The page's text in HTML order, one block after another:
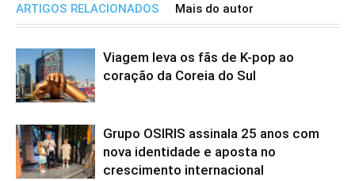
ARTIGOS RELACIONADOS Mais do autor
Viagem leva os fãs de K-pop ao
coração da Coreia do Sul
Grupo OSIRIS assinala 25 anos com
nova identidade e aposta no
crescimento internacional